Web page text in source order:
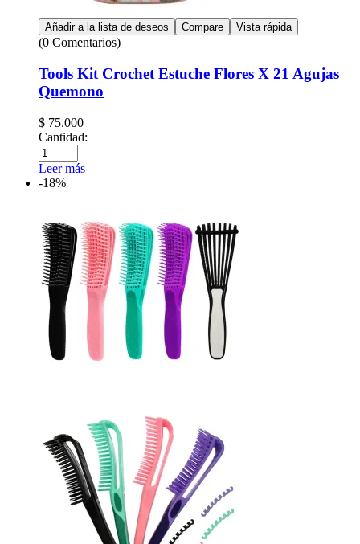
Añadir a la lista de deseos Compare Vista rápida
(0 Comentarios)
Tools Kit Crochet Estuche Flores X 21 Agujas
Quemono
$ 75.000
Cantidad:
Leer más
-18%